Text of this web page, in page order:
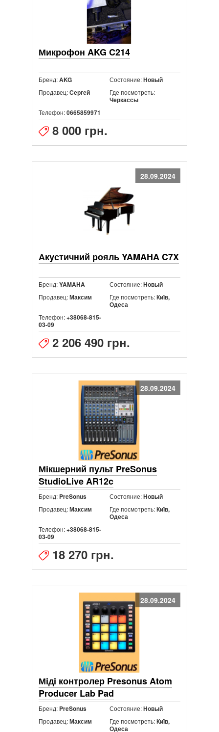
Микрофон AKG C214
Бренд:AKG Состояние:Новый
Продавец:Сергей
Где посмотреть:
Черкассы
Телефон:0665859971
8 000 грн.
28.09.2024
Акустичний рояль YAMAHA C7X
Бренд:YAMAHA Состояние:Новый
Продавец:Максим Где посмотреть:Київ,
Одеса
Телефон:+38068-815-
03-09
2 206 490 грн.
28.09.2024
Мікшерний пульт PreSonus
StudioLive AR12c
Бренд: PreSonus Состояние:Новый
Продавец:Максим Где посмотреть:Київ,
Одеса
Телефон:+38068-815-
03-09
18 270 грн.
28.09.2024
Міді контролер Presonus Atom
Producer Lab Pad
Бренд: PreSonus Состояние:Новый
Продавец:Максим Где посмотреть:Київ,
Одеса